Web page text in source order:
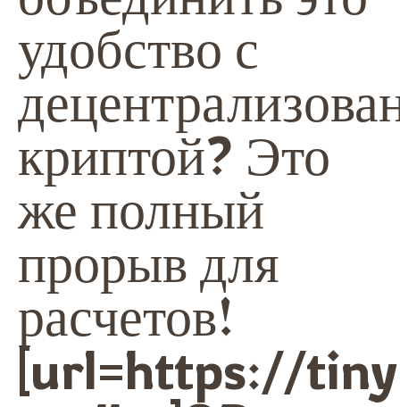
удобство с
криптой? Это
же полный
прорыв для
расчетов!
[url=https://